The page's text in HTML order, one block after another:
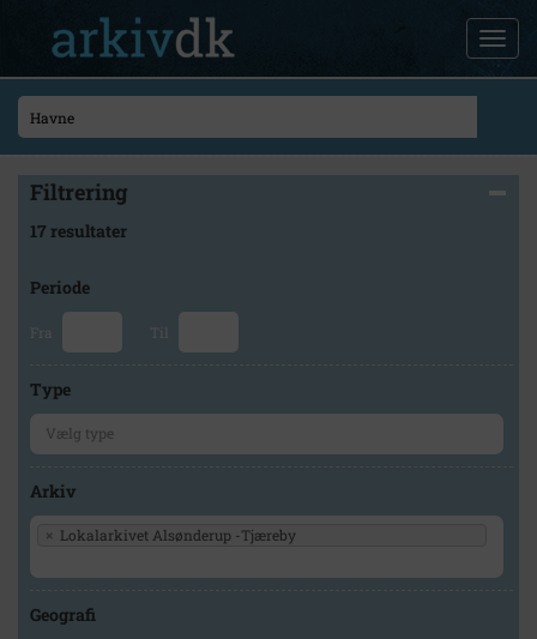
Filtrering
17 resultater
Periode
Fra Til
Type
Arkiv
× Lokalarkivet Alsønderup -Tjæreby
Geografi